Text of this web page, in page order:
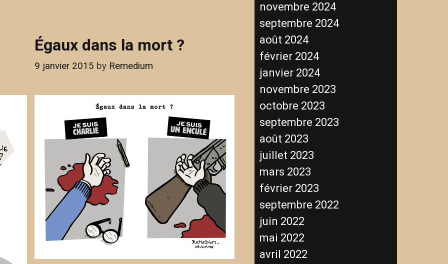
Égaux dans la mort ?
9 janvier 2015 by Remedium
novembre 2024
septembre 2024
août 2024
février 2024
janvier 2024
novembre 2023
octobre 2023
septembre 2023
août 2023
juillet 2023
mars 2023
février 2023
septembre 2022
juin 2022
mai 2022
avril 2022